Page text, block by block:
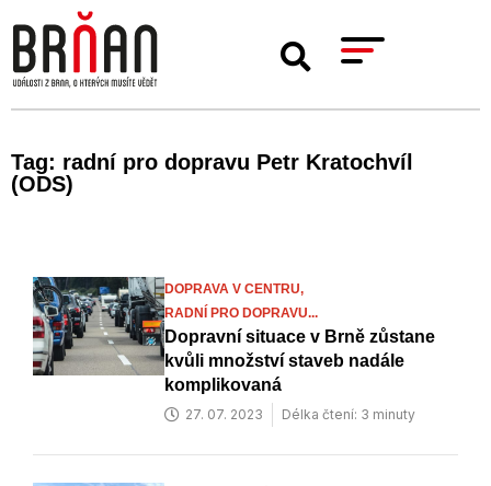
Tag: radní pro dopravu Petr Kratochvíl
(ODS)
DOPRAVA V CENTRU,
RADNÍ PRO DOPRAVU...
Dopravní situace v Brně zůstane
kvůli množství staveb nadále
komplikovaná
27. 07. 2023 Délka čtení: 3 minuty